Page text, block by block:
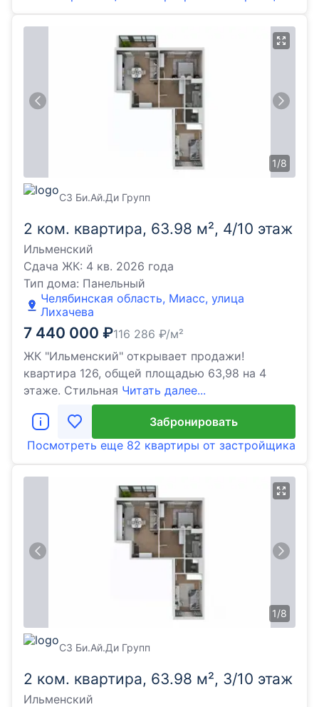
1/8
2 ком. квартира, 63.98 м², 4/10 этаж
Ильменский
Сдача ЖК: 4 кв. 2026 года
Тип дома: Панельный
Челябинская область, Миасс, улица
Лихачева
7 440 000 ₽116 286 ₽/м²
ЖК "Ильменский" открывает продажи!
квартира 126, общей площадью 63,98 на 4
этаже. Стильная Читать далее...
СЗ Би.Ай.Ди Групп
Забронировать
Посмотреть еще 82 квартиры от застройщика
1/8
2 ком. квартира, 63.98 м², 3/10 этаж
Ильменский
СЗ Би.Ай.Ди Групп